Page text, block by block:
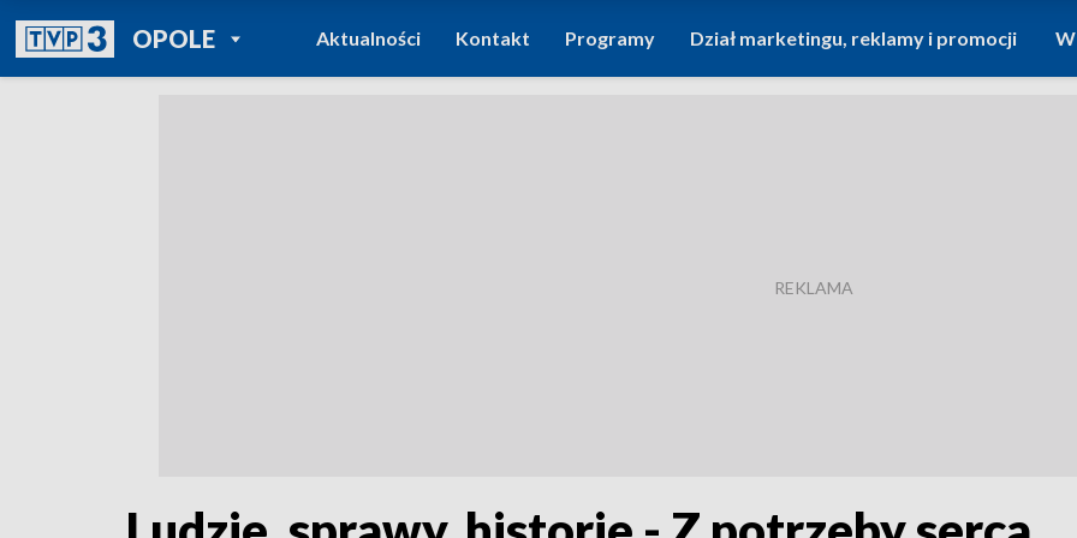
OPOLEPOWRÓT DO
TVP REGIONY
Aktualności Kontakt Programy Dział marketingu, reklamy i promocji